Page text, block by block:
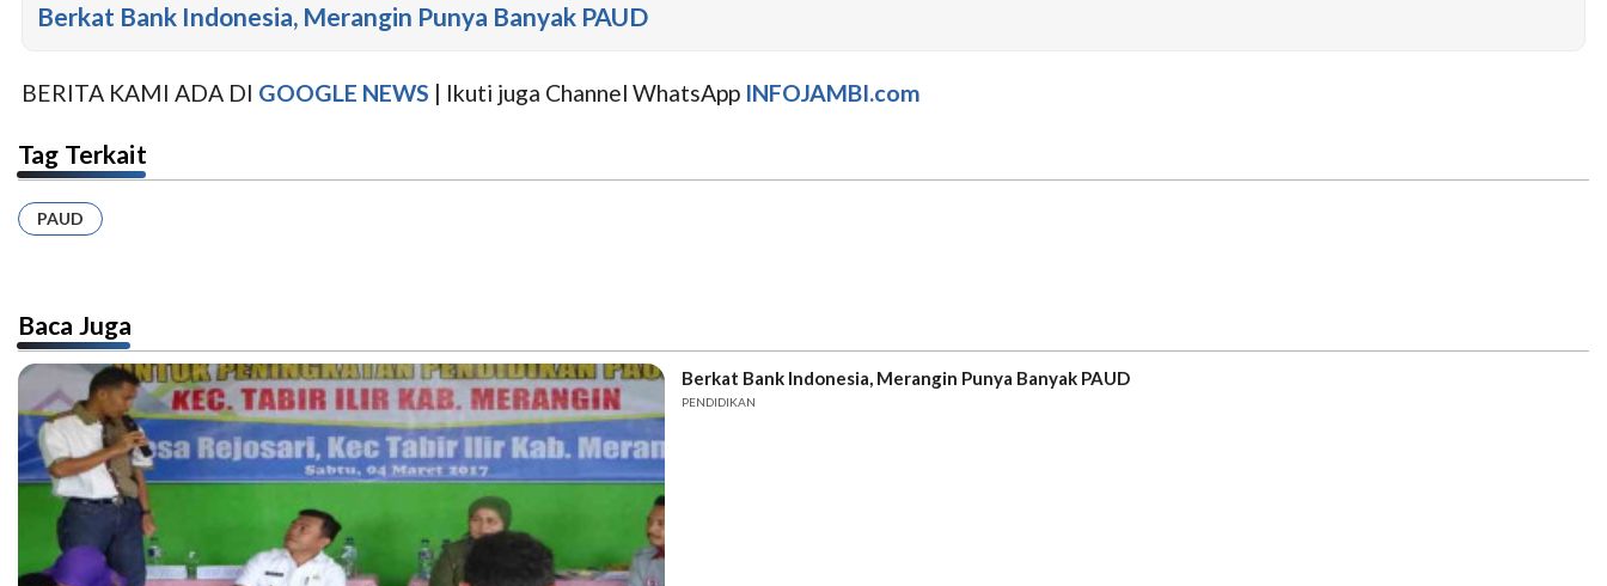
Berkat Bank Indonesia, Merangin Punya Banyak PAUD
BERITA KAMI ADA DI GOOGLE NEWS | Ikuti juga Channel WhatsApp INFOJAMBI.com
Tag Terkait
PAUD
Baca Juga
Berkat Bank Indonesia, Merangin Punya Banyak PAUD
PENDIDIKAN